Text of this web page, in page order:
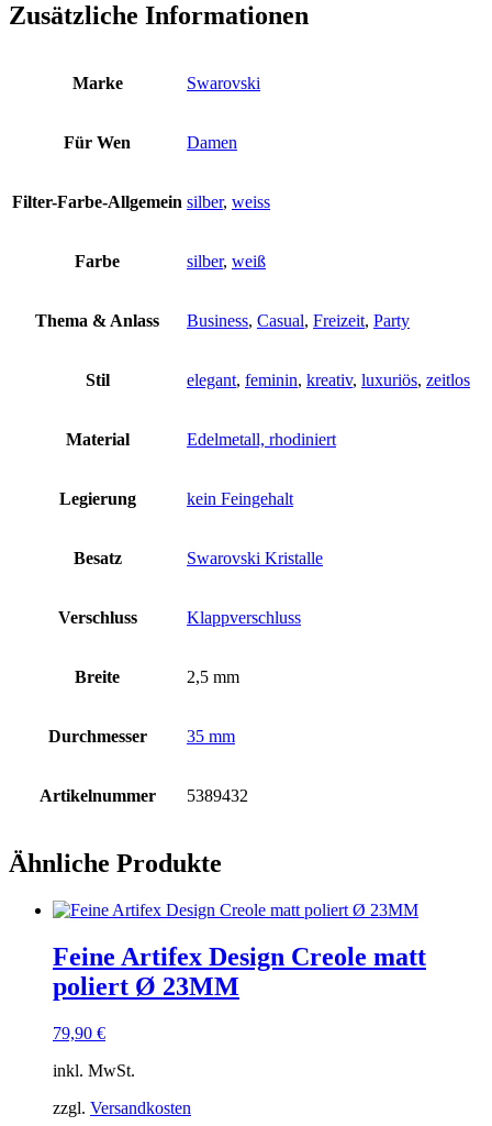
Zusätzliche Informationen
Marke Swarovski
Für Wen Damen
Filter-Farbe-Allgemein silber, weiss
Farbe silber, weiß
Thema & Anlass Business, Casual, Freizeit, Party
Stil elegant, feminin, kreativ, luxuriös, zeitlos
Material Edelmetall, rhodiniert
Legierung kein Feingehalt
Besatz Swarovski Kristalle
Verschluss Klappverschluss
Breite 2,5 mm
Durchmesser 35 mm
Artikelnummer 5389432
Ähnliche Produkte
Feine Artifex Design Creole matt
poliert Ø 23MM
79,90 €
inkl. MwSt.
zzgl. Versandkosten